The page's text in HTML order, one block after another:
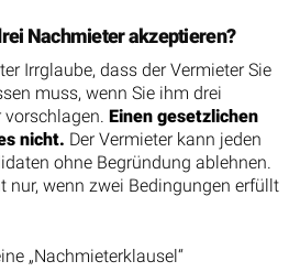
Nachmieter akzeptieren?
Irrglaube, dass der Vermieter Sie
muss, wenn Sie ihm drei
Einen gesetzlichen
nicht. Der Vermieter kann jeden
ohne Begründung ablehnen.
nur, wenn zwei Bedingungen erfüllt
„Nachmieterklausel“